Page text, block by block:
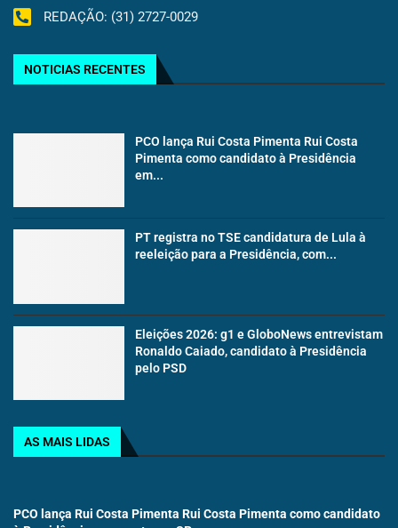
REDAÇÃO: (31) 2727-0029
NOTICIAS RECENTES
PCO lança Rui Costa Pimenta Rui Costa
Pimenta como candidato à Presidência
em...
PT registra no TSE candidatura de Lula à
reeleição para a Presidência, com...
Eleições 2026: g1 e GloboNews entrevistam
Ronaldo Caiado, candidato à Presidência
pelo PSD
AS MAIS LIDAS
PCO lança Rui Costa Pimenta Rui Costa Pimenta como candidato